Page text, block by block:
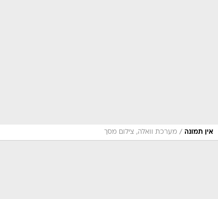
אין תמונה / מערכת וואלה, צילום מסך